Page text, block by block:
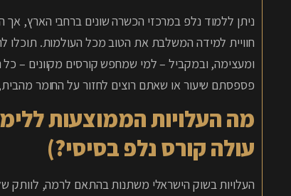
ניתן ללמוד נלפ במרכזי הכשרה שונים ברחבי הארץ,
חוויית למידה המשלבת את הטוב מכל העולמות. תוכלו
ומעצימה, ובמקביל – למי שמחפש קורסים מקוונים – כל
פספסתם שיעור או שאתם רוצים לחזור על החומר
מה העלויות הממוצעות
עולה קורס נלפ בסיסי?)
העלויות בשוק הישראלי משתנות בהתאם לרמה, לוותק